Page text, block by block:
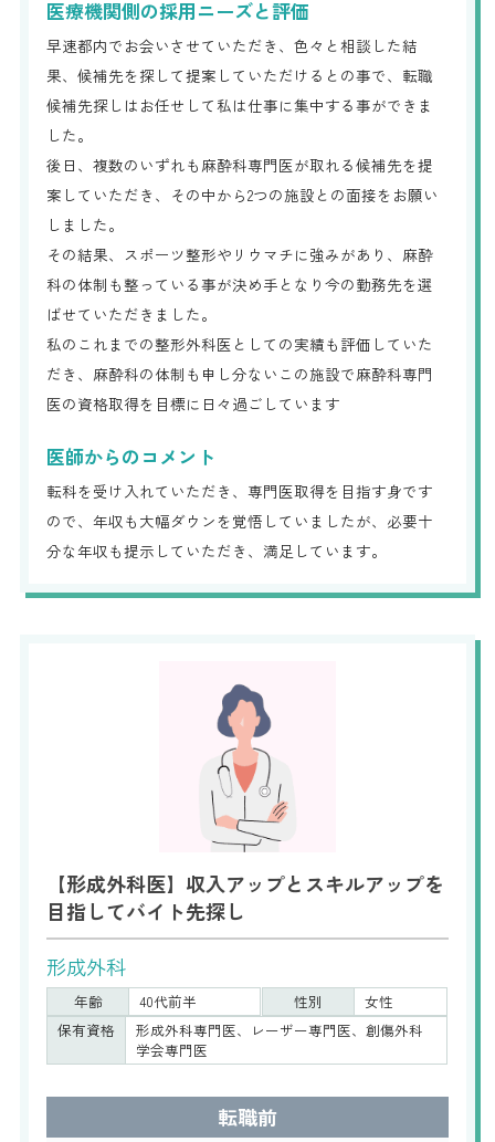
医療機関側の採用ニーズと評価
早速都内でお会いさせていただき、色々と相談した結
果、候補先を探して提案していただけるとの事で、転職
候補先探しはお任せして私は仕事に集中する事ができま
した。
後日、複数のいずれも麻酔科専門医が取れる候補先を提
案していただき、その中から2つの施設との面接をお願い
しました。
その結果、スポーツ整形やリウマチに強みがあり、麻酔
科の体制も整っている事が決め手となり今の勤務先を選
ばせていただきました。
私のこれまでの整形外科医としての実績も評価していた
だき、麻酔科の体制も申し分ないこの施設で麻酔科専門
医の資格取得を目標に日々過ごしています
医師からのコメント
転科を受け入れていただき、専門医取得を目指す身です
ので、年収も大幅ダウンを覚悟していましたが、必要十
分な年収も提示していただき、満足しています。
【形成外科医】収入アップとスキルアップを
目指してバイト先探し
形成外科
年齢 40代前半 性別
女性
保有資格
形成外科専門医、レーザー専門医、創傷外科
学会専門医
転職前